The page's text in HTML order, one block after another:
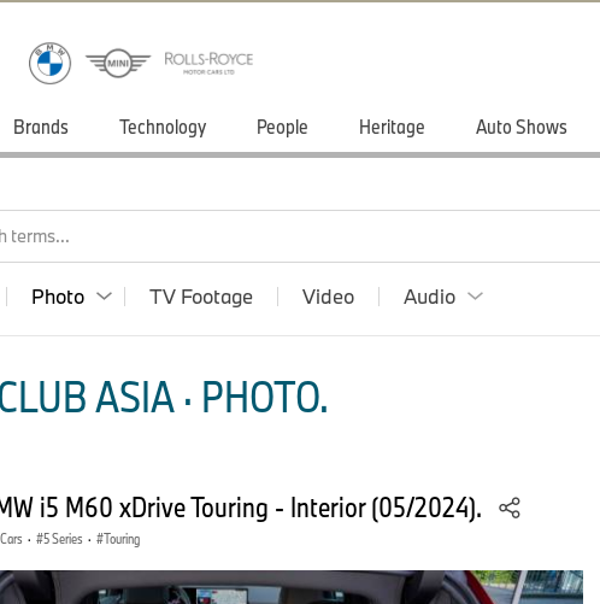
Brands Technology People Heritage Auto Shows
terms...
Photo TV Footage Video Audio
ASIA · PHOTO.
i5 M60 xDrive Touring - Interior (05/2024).
· 5 Series · Touring